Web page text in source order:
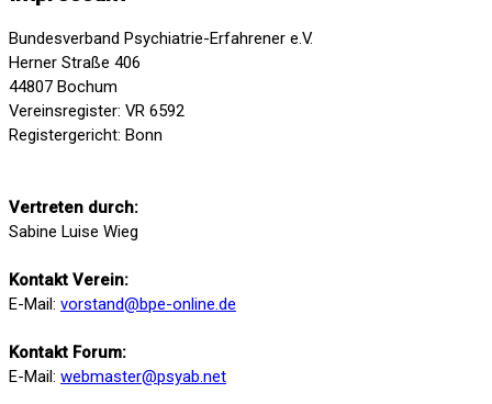
Bundesverband Psychiatrie-Erfahrener e.V.
Herner Straße 406
44807 Bochum
Vereinsregister: VR 6592
Registergericht: Bonn
Vertreten durch:
Sabine Luise Wieg
Kontakt Verein:
E-Mail: vorstand@bpe-online.de
Kontakt Forum:
E-Mail: webmaster@psyab.net